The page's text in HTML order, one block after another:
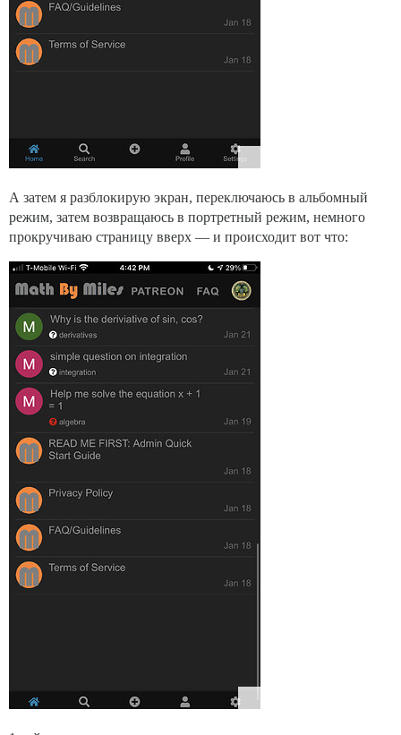
А затем я разблокирую экран, переключаюсь в альбомный
режим, затем возвращаюсь в портретный режим, немного
прокручиваю страницу вверх — и происходит вот что: